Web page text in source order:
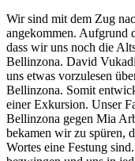
Wir sind mit dem Zug
angekommen. Aufgrund
dass wir uns noch die
Bellinzona. David
uns etwas vorzulesen
Bellinzona. Somit
einer Exkursion. Unser
Bellinzona gegen Mia
bekamen wir zu spüren,
Wortes eine Festung